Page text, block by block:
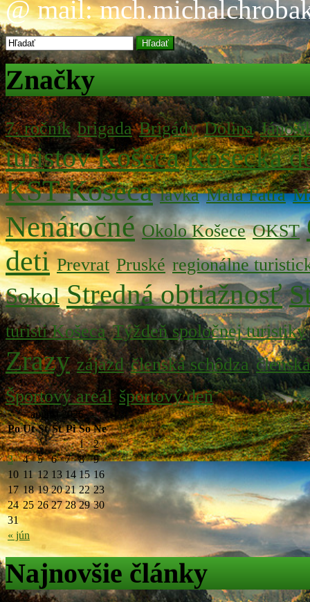
@ mail:
Hľadať
Značky
7. ročník brigada Brigády Dolina
turistov Košeca Kosecká
KST Košeca lavka Malá Fatra
Nenáročné Okolo Košece OKST
deti Prevrat Pruské regionálne
Sokol Stredná obtiažnosť
turisti Košeca Týždeň spoločnej turistiky
Zrazy zájazd členská schôdza
Športový areál športový deň
august 2026
Po Ut St Št Pi So Ne
« jún
1
2
3
4 5 6 7 8
9
10 11 12 13 14 15 16
17 18 19 20 21 22 23
24 25 26 27 28 29 30
31
Najnovšie články